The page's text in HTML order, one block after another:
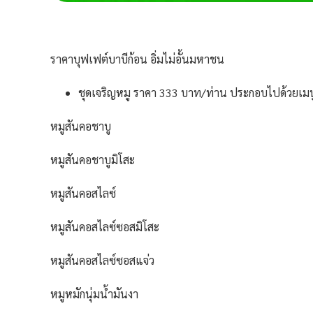
ราคาบุฟเฟต์บาบีก้อน อิ่มไม่อั้นมหาชน
ชุดเจริญหมู ราคา 333 บาท/ท่าน ประกอบไปด้วยเ
หมูสันคอชาบู
หมูสันคอชาบูมิโสะ
หมูสันคอสไลซ์
หมูสันคอสไลซ์ซอสมิโสะ
หมูสันคอสไลซ์ซอสแจ่ว
หมูหมักนุ่มน้ำมันงา